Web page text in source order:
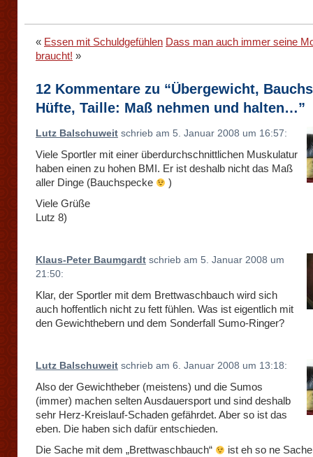
« Essen mit Schuldgefühlen Dass man auch immer seine
braucht! »
12 Kommentare zu “Übergewicht,
Hüfte, Taille: Maß nehmen und halten…”
Lutz Balschuweit schrieb am 5. Januar 2008 um 16:57:
Viele Sportler mit einer überdurchschnittlichen Muskulatur
haben einen zu hohen BMI. Er ist deshalb nicht das Maß
aller Dinge (Bauchspecke
)
Viele Grüße
Lutz 8)
Klaus-Peter Baumgardt schrieb am 5. Januar 2008 um
21:50:
Klar, der Sportler mit dem Brettwaschbauch wird sich
auch hoffentlich nicht zu fett fühlen. Was ist eigentlich mit
den Gewichthebern und dem Sonderfall Sumo-Ringer?
Lutz Balschuweit schrieb am 6. Januar 2008 um 13:18:
Also der Gewichtheber (meistens) und die Sumos
(immer) machen selten Ausdauersport und sind deshalb
sehr Herz-Kreislauf-Schaden gefährdet. Aber so ist das
eben. Die haben sich dafür entschieden.
Die Sache mit dem „Brettwaschbauch“
ist eh so ne